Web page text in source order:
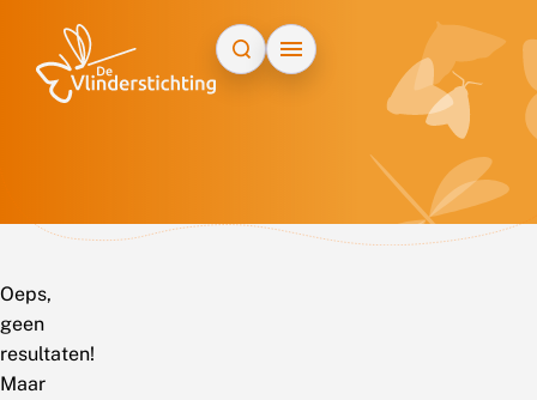
Oeps,
geen
resultaten!
Maar